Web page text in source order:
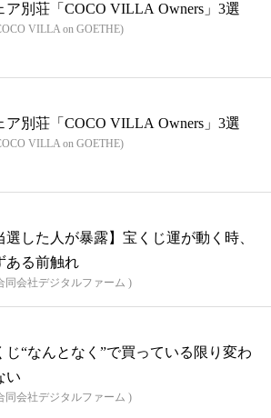
ア別荘「COCO VILLA Owners」3選
VILLA on GOETHE)
ア別荘「COCO VILLA Owners」3選
VILLA on GOETHE)
選した人が暴露】宝くじ運が動く時、
ある前触れ
同会社デジタルファーム )
じ“なんとなく”で買っている限り変わ
い
同会社デジタルファーム )